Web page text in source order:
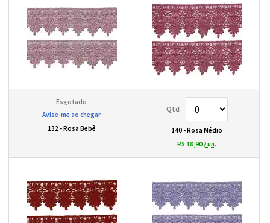
Avise-me ao chegar
132 - Rosa Bebê
140 - Rosa Médio
R$ 18,90 / un.